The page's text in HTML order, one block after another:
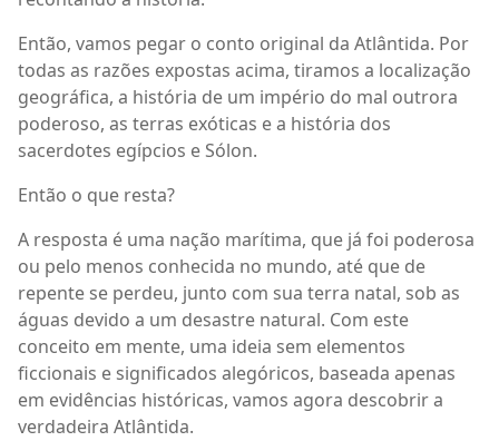
Então, vamos pegar o conto original da Atlântida. Por
todas as razões expostas acima, tiramos a localização
geográfica, a história de um império do mal outrora
poderoso, as terras exóticas e a história dos
sacerdotes egípcios e Sólon.
Então o que resta?
A resposta é uma nação marítima, que já foi poderosa
ou pelo menos conhecida no mundo, até que de
repente se perdeu, junto com sua terra natal, sob as
águas devido a um desastre natural. Com este
conceito em mente, uma ideia sem elementos
ficcionais e significados alegóricos, baseada apenas
em evidências históricas, vamos agora descobrir a
verdadeira Atlântida.